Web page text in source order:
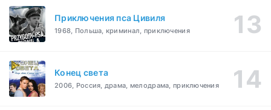
Приключения пса Цивиля
1968, Польша, криминал, приключения
Конец света
2006, Россия, драма, мелодрама, приключения